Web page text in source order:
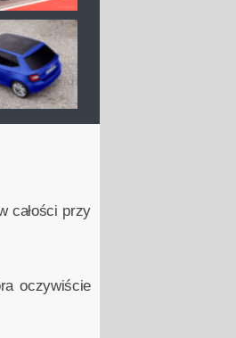
całości przy
oczywiście